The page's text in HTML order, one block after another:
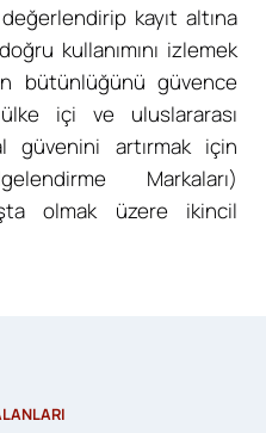
kayıt altına
kullanımını izlemek
bütünlüğünü güvence
içi ve uluslararası
güvenini artırmak için
Markaları)
olmak üzere ikincil